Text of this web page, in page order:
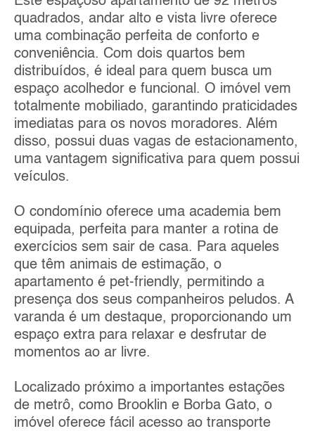
quadrados, andar alto e vista livre oferece
uma combinação perfeita de conforto e
conveniência. Com dois quartos bem
distribuídos, é ideal para quem busca um
espaço acolhedor e funcional. O imóvel vem
totalmente mobiliado, garantindo praticidades
imediatas para os novos moradores. Além
disso, possui duas vagas de estacionamento,
uma vantagem significativa para quem possui
veículos.
O condomínio oferece uma academia bem
equipada, perfeita para manter a rotina de
exercícios sem sair de casa. Para aqueles
que têm animais de estimação, o
apartamento é pet-friendly, permitindo a
presença dos seus companheiros peludos. A
varanda é um destaque, proporcionando um
espaço extra para relaxar e desfrutar de
momentos ao ar livre.
Localizado próximo a importantes estações
de metrô, como Brooklin e Borba Gato, o
imóvel oferece fácil acesso ao transporte